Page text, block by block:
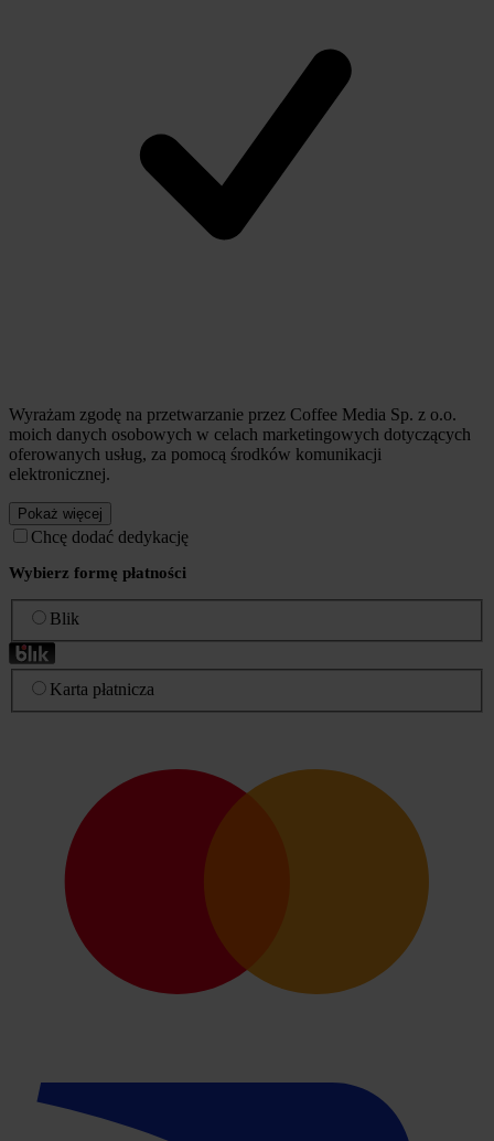
Wyrażam zgodę na przetwarzanie przez Coffee Media Sp. z o.o.
moich danych osobowych w celach marketingowych dotyczących
oferowanych usług, za pomocą środków komunikacji
elektronicznej.
Pokaż więcej
Chcę dodać dedykację
Wybierz formę płatności
Blik
Karta płatnicza